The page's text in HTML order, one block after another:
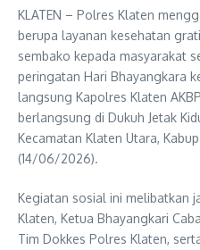
KLATEN – Polres Klaten
berupa layanan kesehatan
sembako kepada masyarakat
peringatan Hari Bhayangkara
langsung Kapolres Klaten
berlangsung di Dukuh Jetak
Kecamatan Klaten Utara,
(14/06/2026).
Kegiatan sosial ini melibatkan
Klaten, Ketua Bhayangkari
Tim Dokkes Polres Klaten,